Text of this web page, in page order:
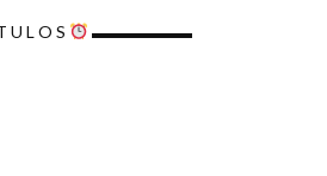
U L O S
▬▬▬▬▬▬